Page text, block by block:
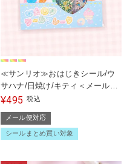
≪サンリオ≫おはじきシール/ウ
サハナ/日焼け/キティ＜メール便
対応＞
¥495 税込
メール便対応
シールまとめ買い対象